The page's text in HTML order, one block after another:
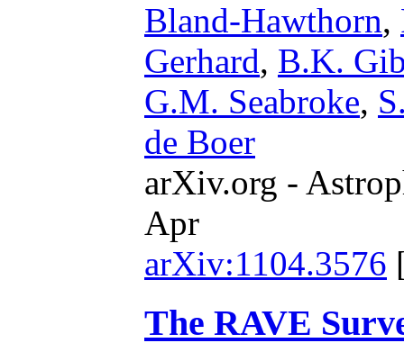
Bland-Hawthorn,
Gerhard, B.K.
G.M. Seabroke,
de Boer
arXiv.org -
Apr
arXiv:1104.3576
The RAVE